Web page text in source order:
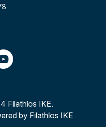
Filathlos ΙΚΕ.
by Filathlos ΙΚΕ